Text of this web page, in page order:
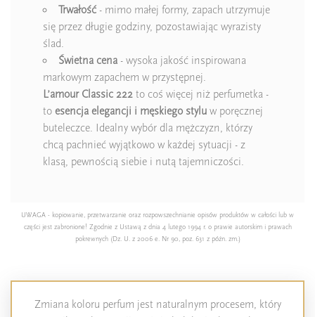
Trwałość- mimo małej formy, zapach utrzymuje
się przez długie godziny, pozostawiając wyrazisty
ślad.
Świetna cena - wysoka jakość inspirowana
markowym zapachem w przystępnej.
L’amour Classic 222 to coś więcej niż perfumetka -
to esencja elegancji i męskiego stylu w poręcznej
buteleczce. Idealny wybór dla mężczyzn, którzy
chcą pachnieć wyjątkowo w każdej sytuacji - z
klasą, pewnością siebie i nutą tajemniczości.
UWAGA - kopiowanie, przetwarzanie oraz rozpowszechnianie opisów produktów w całości lub w
części jest zabronione! Zgodnie z Ustawą z dnia 4 lutego 1994 r. o prawie autorskim i prawach
pokrewnych (Dz. U. z 2006 e. Nr 90, poz. 631 z późn. zm.)
Zmiana koloru perfum jest naturalnym procesem, który